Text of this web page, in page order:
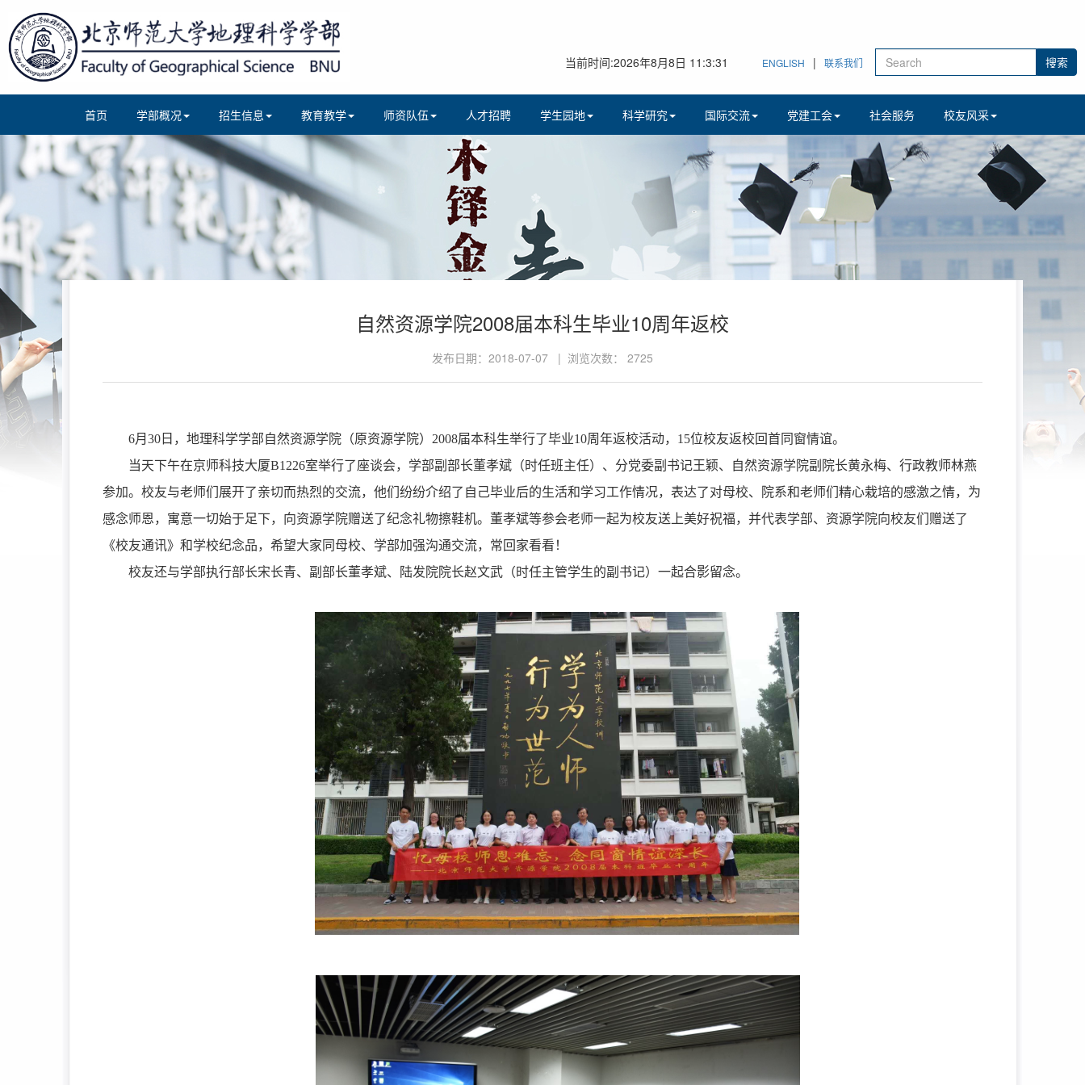
当前时间:2026年8月8日 11:3:32 ENGLISH | 联系我们
首页 学部概况 招生信息 教育教学 师资队伍 人才招聘 学生园地 科学研究 国际交流 党建工会 社会服务 校友风采
自然资源学院2008届本科生毕业10周年返校
发布日期：2018-07-07 | 浏览次数： 2725
6月 30日，地理科学学部自然资源学院（原资源学院） 2008届本科生举行了毕业10周年返校活动， 15位校友返校回首同窗情谊。
当天下午在京师科技大厦B1226室举行了座谈会，学部副部长董孝斌（时任班主任）、分党委副书记王颖、自然资源学院副院长黄永梅、行政教师林燕
参加。校友与老师们展开了亲切而热烈的交流，他们纷纷介绍了自己毕业后的生活和学习工作情况，表达了对母校、院系和老师们精心栽培的感激之情，为
感念师恩，寓意一切始于足下，向资源学院赠送了纪念礼物擦鞋机。董孝斌等参会老师一起为校友送上美好祝福，并代表学部、资源学院向校友们赠送了
《校友通讯》和学校纪念品，希望大家同母校、学部加强沟通交流，常回家看看！
校友还与学部执行部长宋长青、副部长董孝斌、陆发院院长赵文武（时任主管学生的副书记）一起合影留念。